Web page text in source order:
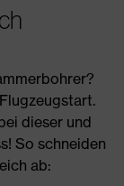
dieser und
So schneiden
ab: